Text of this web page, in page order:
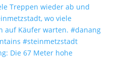
Die 67 Meter hohe